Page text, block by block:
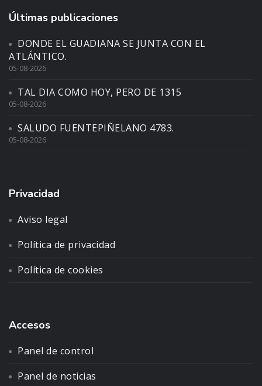
Últimas publicaciones
DONDE EL GUADIANA SE JUNTA CON EL
ATLÁNTICO.
05-08-2026
TAL DIA COMO HOY, PERO DE 1315
05-08-2026
SALUDO FUENTEPIÑELANO 4783.
05-08-2026
Privacidad
Aviso legal
Política de privacidad
Política de cookies
Accesos
Panel de control
Panel de noticias